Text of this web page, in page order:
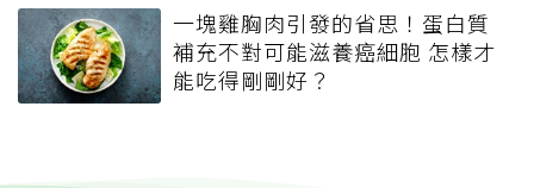
一塊雞胸肉引發的省思！蛋白質
補充不對可能滋養癌細胞 怎樣才
能吃得剛剛好？